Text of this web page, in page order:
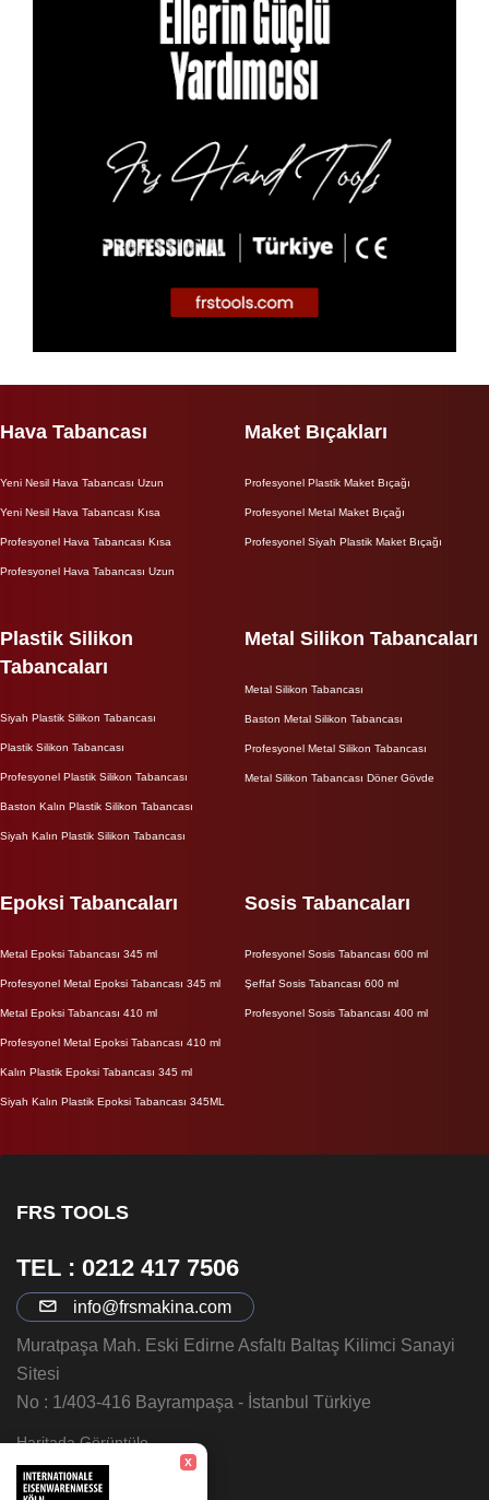
X
Hava Tabancası
Yeni Nesil Hava Tabancası Uzun
Yeni Nesil Hava Tabancası Kısa
Profesyonel Hava Tabancası Kısa
Profesyonel Hava Tabancası Uzun
Maket Bıçakları
Profesyonel Plastik Maket Bıçağı
Profesyonel Metal Maket Bıçağı
Profesyonel Siyah Plastik Maket Bıçağı
Plastik Silikon
Tabancaları
Siyah Plastik Silikon Tabancası
Plastik Silikon Tabancası
Profesyonel Plastik Silikon Tabancası
Baston Kalın Plastik Silikon Tabancası
Siyah Kalın Plastik Silikon Tabancası
Metal Silikon Tabancaları
Metal Silikon Tabancası
Baston Metal Silikon Tabancası
Profesyonel Metal Silikon Tabancası
Metal Silikon Tabancası Döner Gövde
Epoksi Tabancaları
Metal Epoksi Tabancası 345 ml
Profesyonel Metal Epoksi Tabancası 345 ml
Metal Epoksi Tabancası 410 ml
Profesyonel Metal Epoksi Tabancası 410 ml
Kalın Plastik Epoksi Tabancası 345 ml
Siyah Kalın Plastik Epoksi Tabancası 345ML
Sosis Tabancaları
Profesyonel Sosis Tabancası 600 ml
Şeffaf Sosis Tabancası 600 ml
Profesyonel Sosis Tabancası 400 ml
FRS TOOLS
TEL : 0212 417 7506
info@frsmakina.com
Muratpaşa Mah. Eski Edirne Asfaltı Baltaş Kilimci Sanayi
Sitesi
No : 1/403-416 Bayrampaşa - İstanbul Türkiye
Haritada Görüntüle